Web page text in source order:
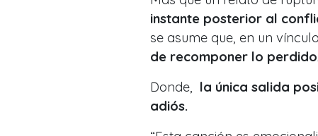
instante posterior al
se asume que, en un
de recomponer lo
Donde,
la única salida
adiós.